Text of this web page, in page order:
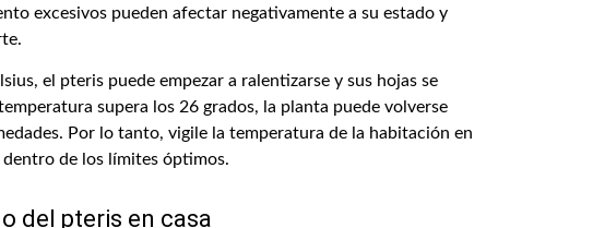
excesivos pueden afectar negativamente a su estado y
el pteris puede empezar a ralentizarse y sus hojas se
supera los 26 grados, la planta puede volverse
Por lo tanto, vigile la temperatura de la habitación en
de los límites óptimos.
del pteris en casa